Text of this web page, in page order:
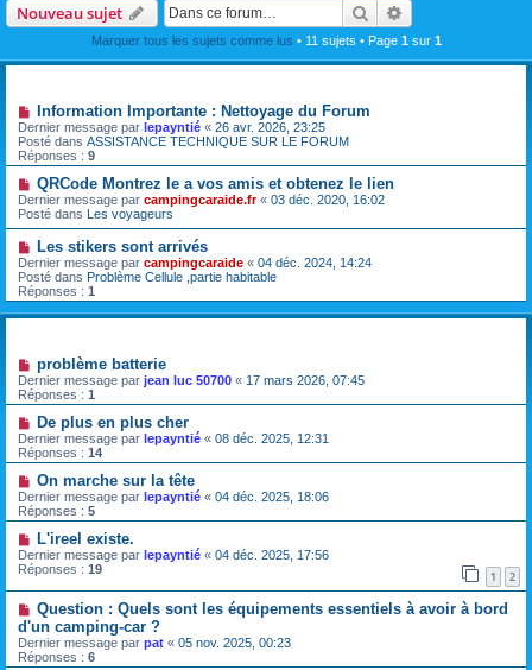
Nouveau sujet Rechercher
Marquer tous les sujets comme lus • 11 sujets • Page 1sur 1
Information Importante : Nettoyage du Forum
Dernier message par lepayntié « 26 avr. 2026, 23:25
Posté dans ASSISTANCE TECHNIQUE SUR LE FORUM
Réponses : 9
QRCode Montrez le a vos amis et obtenez le lien
Dernier message par campingcaraide.fr« 03 déc. 2020, 16:02
Posté dans Les voyageurs
Les stikers sont arrivés
Dernier message par campingcaraide « 04 déc. 2024, 14:24
Posté dans Problème Cellule ,partie habitable
Réponses : 1
problème batterie
Dernier message par jean luc 50700 « 17 mars 2026, 07:45
Réponses : 1
De plus en plus cher
Dernier message par lepayntié « 08 déc. 2025, 12:31
Réponses : 14
On marche sur la tête
Dernier message par lepayntié « 04 déc. 2025, 18:06
Réponses : 5
L'ireel existe.
Dernier message par lepayntié « 04 déc. 2025, 17:56
Réponses : 19 1 2
Question : Quels sont les équipements essentiels à avoir à bord
d'un camping-car ?
Dernier message par pat « 05 nov. 2025, 00:23
Réponses : 6